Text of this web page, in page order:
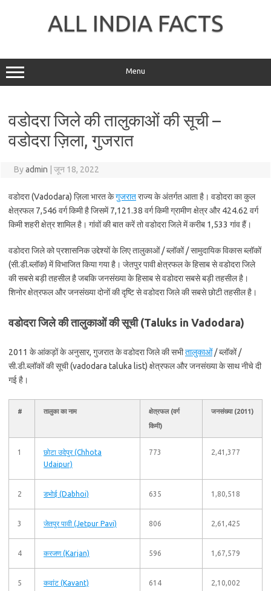
ALL INDIA FACTS
Menu
वडोदरा जिले की तालुकाओं की सूची –
वडोदरा ज़िला, गुजरात
Byadmin जून 18, 2022
वडोदरा (Vadodara) ज़िला भारत केगुजरातराज्य के अंतर्गत आता है। वडोदरा का कुल
क्षेत्रफल 7,546 वर्ग किमी है जिसमें 7,121.38 वर्ग किमी ग्रामीण क्षेत्र और 424.62 वर्ग
किमी शहरी क्षेत्र शामिल है। गांवों की बात करें तो वडोदरा जिले में करीब 1,533 गांव हैं।
वडोदरा जिले को प्रशासनिक उद्देश्यों के लिए तालुकाओं / ब्लॉकों / सामुदायिक विकास ब्लॉकों
(सी.डी.ब्लॉक) में विभाजित किया गया है। जेतपुर पावी क्षेत्रफल के हिसाब से वडोदरा जिले
की सबसे बड़ी तहसील है जबकि जनसंख्या के हिसाब से वडोदरा सबसे बड़ी तहसील है।
शिनोर क्षेत्रफल और जनसंख्या दोनों की दृष्टि से वडोदरा जिले की सबसे छोटी तहसील है।
वडोदरा जिले की तालुकाओं की सूची (Taluks in Vadodara)
2011 के आंकड़ों के अनुसार, गुजरात के वडोदरा जिले की सभीतालुकाओं/ ब्लॉकों /
सी.डी.ब्लॉकों की सूची (vadodara taluka list) क्षेत्रफल और जनसंख्या के साथ नीचे दी
गई है।
# तालुका का नाम
क्षेत्रफल (वर्ग
किमी)
जनसंख्या (2011)
1
छोटा उदेपुर (Chhota
Udaipur)
773 2,41,377
2 डभोई (Dabhoi) 635 1,80,518
3 जेतपुर पावी (Jetpur Pavi) 806 2,61,425
4 करजण (Karjan) 596 1,67,579
5 कवांट (Kavant) 614 2,10,002